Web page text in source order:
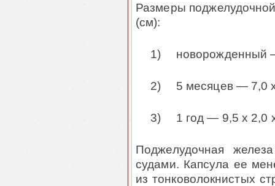
Размеры
(см):
1) новорожденный
2) 5 месяцев — 7,0
3) 1 год — 9,5 x 2,0
Поджелудочная
судами. Капсула ее
из тонковолокнистых